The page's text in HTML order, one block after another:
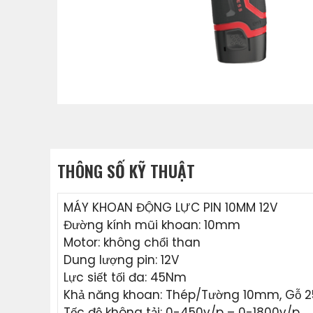
THÔNG SỐ KỸ THUẬT
MÁY KHOAN ĐỘNG LỰC PIN 10MM 12V
Đường kính mũi khoan: 10mm
Motor: không chổi than
Dung lượng pin: 12V
Lực siết tối đa: 45Nm
Khả năng khoan: Thép/Tường 10mm, Gỗ